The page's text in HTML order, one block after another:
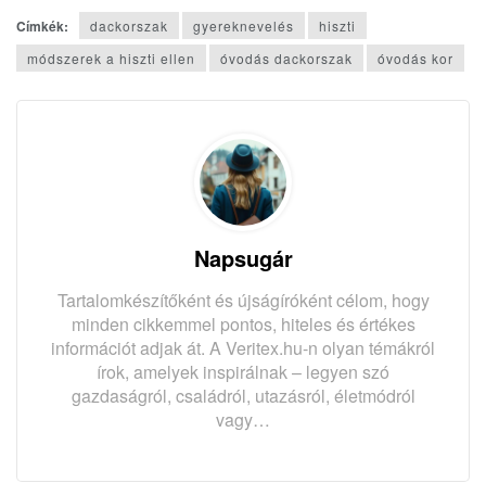
Címkék: dackorszak gyereknevelés
hiszti
módszerek a hiszti ellen
óvodás dackorszak óvodás kor
Napsugár
Tartalomkészítőként és újságíróként célom, hogy
minden cikkemmel pontos, hiteles és értékes
információt adjak át. A Veritex.hu-n olyan témákról
írok, amelyek inspirálnak – legyen szó
gazdaságról, családról, utazásról, életmódról
vagy…